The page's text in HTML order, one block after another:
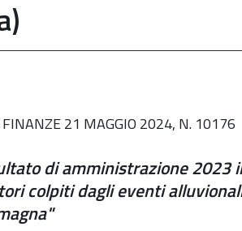
FINANZE 21 MAGGIO 2024, N. 10176
di amministrazione 2023
colpiti dagli eventi